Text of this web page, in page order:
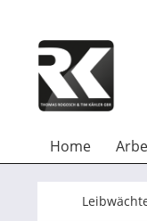
Home